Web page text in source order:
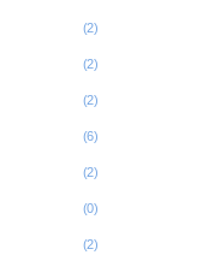
(2)
(2)
(2)
(6)
(2)
(0)
(2)